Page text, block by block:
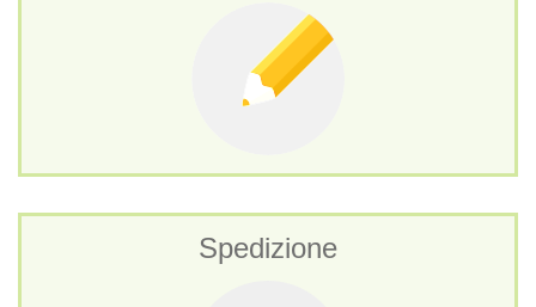
Spedizione